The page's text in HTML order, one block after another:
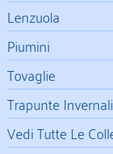
Lenzuola
Piumini
Tovaglie
Trapunte Invernali
Vedi Tutte Le